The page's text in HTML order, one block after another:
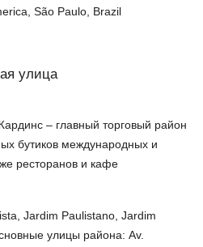
São Paulo, Brazil
улица
– главный торговый район
бутиков международных и
ресторанов и кафе
Jardim Paulistano, Jardim
улицы района: Av.